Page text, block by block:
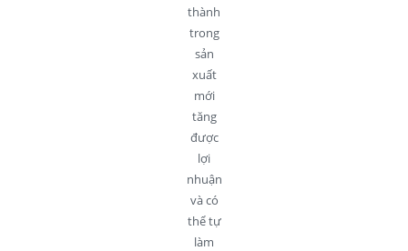
thành
trong
sản
xuất
mới
tăng
được
lợi
nhuận
và có
thể tự
làm